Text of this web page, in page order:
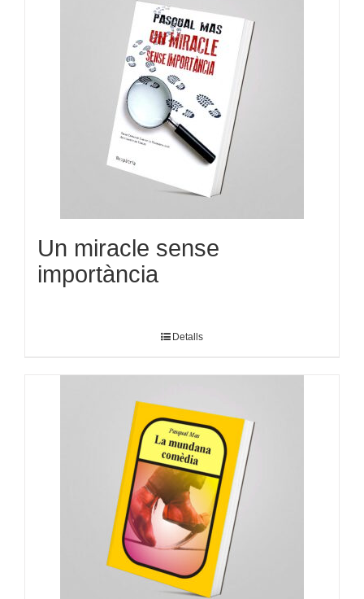
Un miracle sense
importància
Detalls